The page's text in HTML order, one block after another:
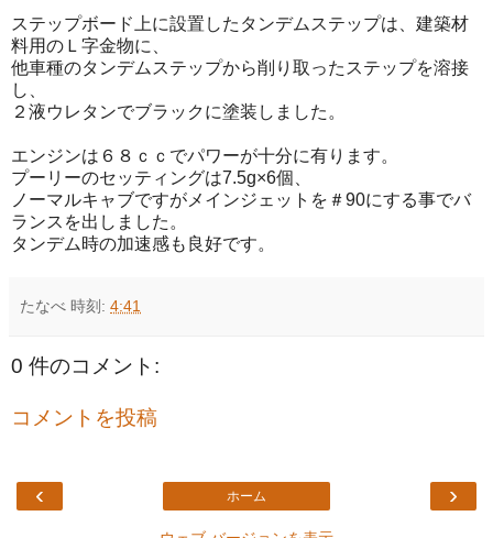
ステップボード上に設置したタンデムステップは、建築材
料用のＬ字金物に、
他車種のタンデムステップから削り取ったステップを溶接
し、
２液ウレタンでブラックに塗装しました。
エンジンは６８ｃｃでパワーが十分に有ります。
プーリーのセッティングは7.5g×6個、
ノーマルキャブですがメインジェットを＃90にする事でバ
ランスを出しました。
タンデム時の加速感も良好です。
たなべ 時刻: 4:41
0 件のコメント:
コメントを投稿
‹ ›
ホーム